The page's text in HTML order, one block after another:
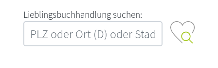
L‍i‍e‍b‍l‍i‍n‍g‍s‍b‍u‍c‍h‍h‍a‍n‍d‍l‍u‍n‍g‍ ‍s‍u‍c‍h‍e‍n‍:‍